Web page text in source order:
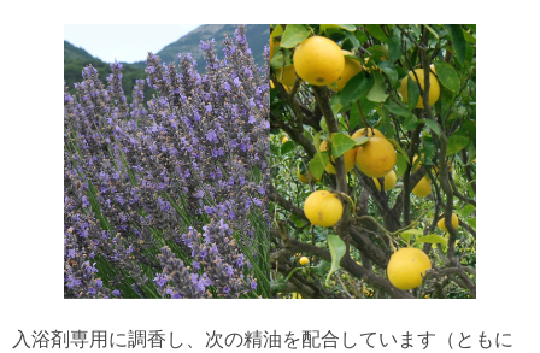
入浴剤専用に調香し、次の精油を配合しています（ともに